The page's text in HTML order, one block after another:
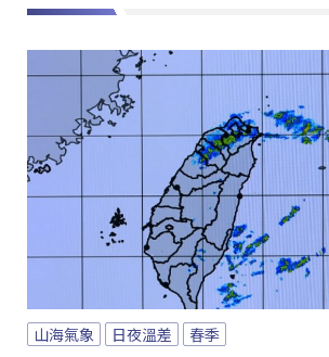
山海氣象 日夜溫差 春季